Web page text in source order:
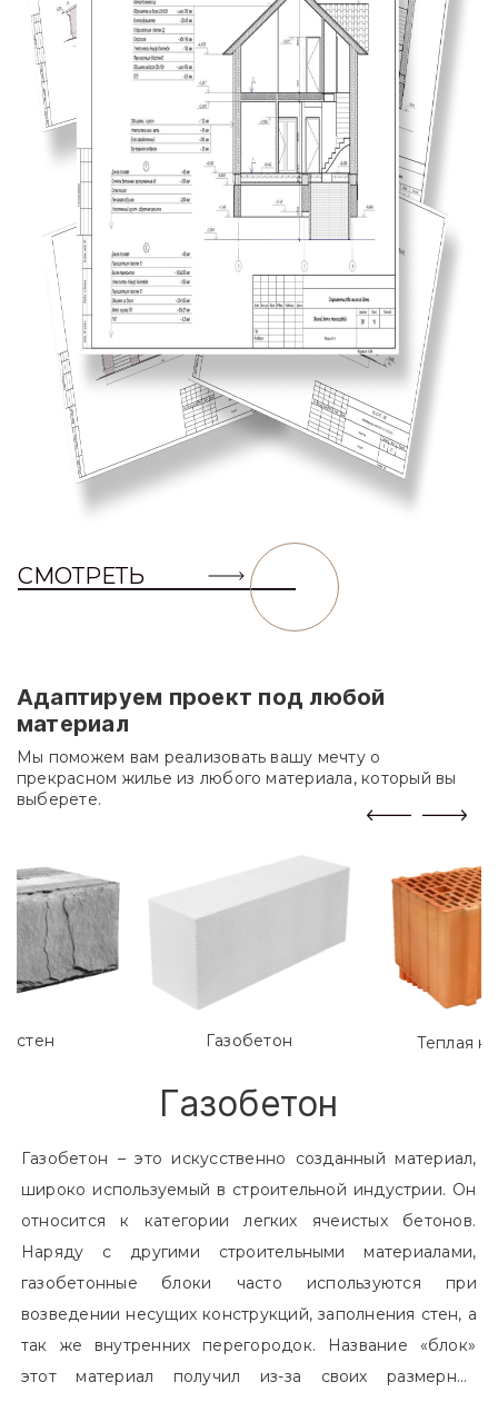
СМОТРЕТЬ
Адаптируем проект под любой
материал
Мы поможем вам реализовать вашу мечту о
прекрасном жилье из любого материала, который вы
выберете.
Газобетон Теплая
Газобетон
Газобетон – это искусственно созданный материал,
широко используемый в строительной индустрии. Он
относится к категории легких ячеистых бетонов.
Наряду с другими строительными материалами,
газобетонные блоки часто используются при
возведении несущих конструкций, заполнения стен, а
так же внутренних перегородок. Название «блок»
этот материал получил из-за своих размерных